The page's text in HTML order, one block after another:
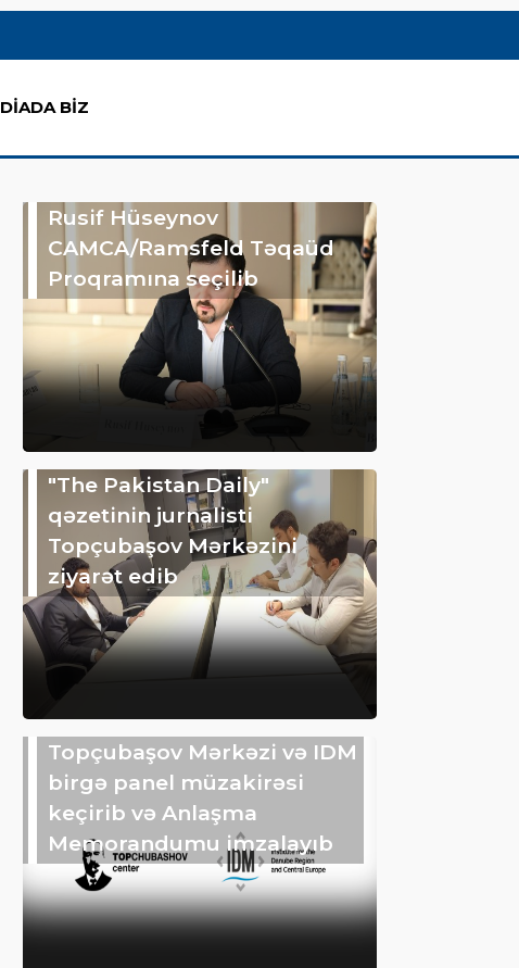
BİZ
Rusif Hüseynov
CAMCA/Ramsfeld Təqaüd
Proqramına seçilib
"The Pakistan Daily"
qəzetinin jurnalisti
Topçubaşov Mərkəzini
ziyarət edib
Topçubaşov Mərkəzi və IDM
birgə panel müzakirəsi
keçirib və Anlaşma
Memorandumu imzalayıb